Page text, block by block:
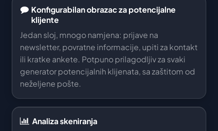
Konfigurabilan obrazac za potencijalne
klijente
Jedan sloj, mnogo namjena: prijave na
newsletter, povratne informacije, upiti za kontakt
ili kratke ankete. Potpuno prilagodljiv za svaki
generator potencijalnih klijenata, sa zaštitom od
neželjene pošte.
Analiza skeniranja